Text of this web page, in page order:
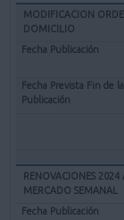
MODIFICACION
DOMICILIO
RENOVACIONES
MERCADO SEMANAL